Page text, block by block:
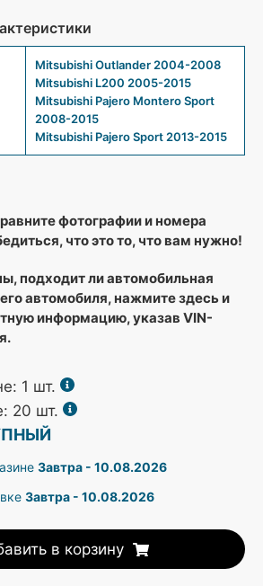
Mitsubishi Outlander 2004-2008
Mitsubishi L200 2005-2015
Mitsubishi Pajero Montero Sport
2008-2015
Mitsubishi Pajero Sport 2013-2015
фотографии и номера
что это то, что вам нужно!
подходит ли автомобильная
автомобиля, нажмите здесь и
информацию, указав VIN-
1 шт.
20 шт.
Завтра - 10.08.2026
Завтра - 10.08.2026
в корзину